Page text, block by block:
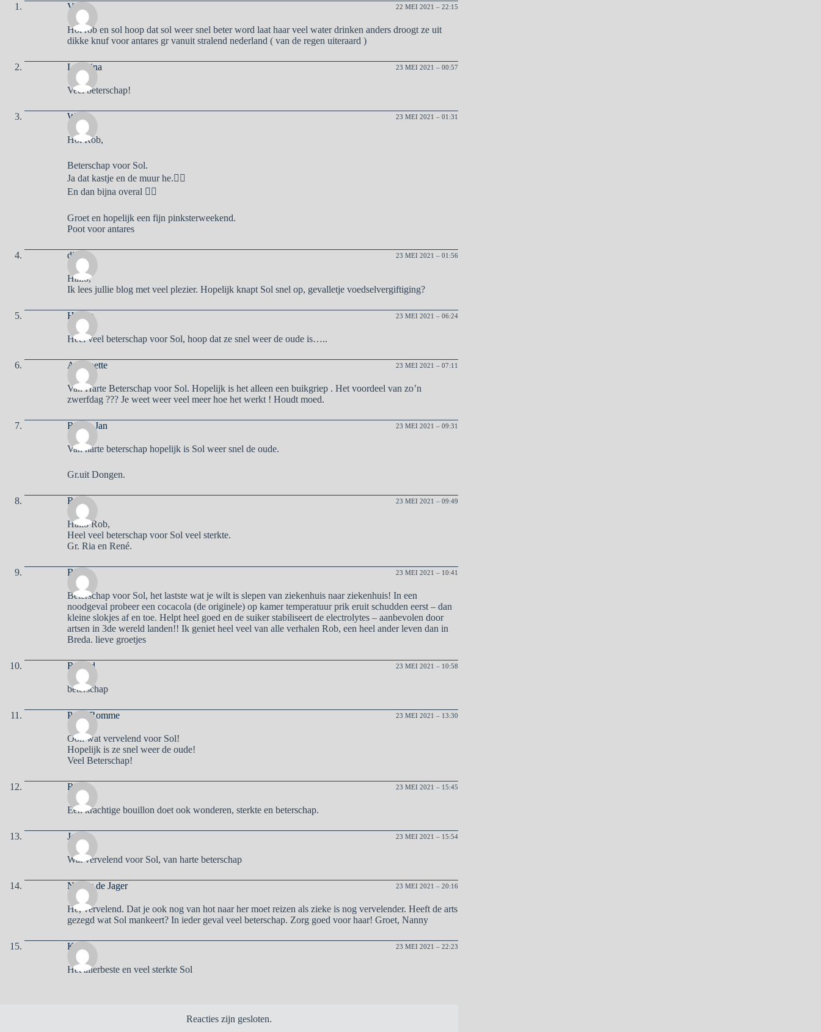
Vera 22 MEI 2021 – 22:15
Hoi rob en sol hoop dat sol weer snel beter word laat haar veel water drinken anders droogt ze uit
dikke knuf voor antares gr vanuit stralend nederland ( van de regen uiteraard )
Ludwina 23 MEI 2021 – 00:57
Veel beterschap!
Willy 23 MEI 2021 – 01:31
Hoi Rob,
Beterschap voor Sol.
Ja dat kastje en de muur he.🤦‍♀️
En dan bijna overal 🤷‍♀️
Groet en hopelijk een fijn pinksterweekend.
Poot voor antares
dinie 23 MEI 2021 – 01:56
Hallo,
Ik lees jullie blog met veel plezier. Hopelijk knapt Sol snel op, gevalletje voedselvergiftiging?
Henny 23 MEI 2021 – 06:24
Heel veel beterschap voor Sol, hoop dat ze snel weer de oude is…..
Antoinette 23 MEI 2021 – 07:11
Van Harte Beterschap voor Sol. Hopelijk is het alleen een buikgriep . Het voordeel van zo’n
zwerfdag ??? Je weet weer veel meer hoe het werkt ! Houdt moed.
Ria en Jan 23 MEI 2021 – 09:31
Van harte beterschap hopelijk is Sol weer snel de oude.
Gr.uit Dongen.
Rene 23 MEI 2021 – 09:49
Hallo Rob,
Heel veel beterschap voor Sol veel sterkte.
Gr. Ria en René.
Biddie 23 MEI 2021 – 10:41
Beterschap voor Sol, het lastste wat je wilt is slepen van ziekenhuis naar ziekenhuis! In een
noodgeval probeer een cocacola (de originele) op kamer temperatuur prik eruit schudden eerst – dan
kleine slokjes af en toe. Helpt heel goed en de suiker stabiliseert de electrolytes – aanbevolen door
artsen in 3de wereld landen!! Ik geniet heel veel van alle verhalen Rob, een heel ander leven dan in
Breda. lieve groetjes
Ronald 23 MEI 2021 – 10:58
beterschap
Petra Romme 23 MEI 2021 – 13:30
Ooh wat vervelend voor Sol!
Hopelijk is ze snel weer de oude!
Veel Beterschap!
Ria 23 MEI 2021 – 15:45
Een krachtige bouillon doet ook wonderen, sterkte en beterschap.
Jenny 23 MEI 2021 – 15:54
Wat vervelend voor Sol, van harte beterschap
Nanny de Jager 23 MEI 2021 – 20:16
He, vervelend. Dat je ook nog van hot naar her moet reizen als zieke is nog vervelender. Heeft de arts
gezegd wat Sol mankeert? In ieder geval veel beterschap. Zorg goed voor haar! Groet, Nanny
Karel 23 MEI 2021 – 22:23
Het allerbeste en veel sterkte Sol
Reacties zijn gesloten.